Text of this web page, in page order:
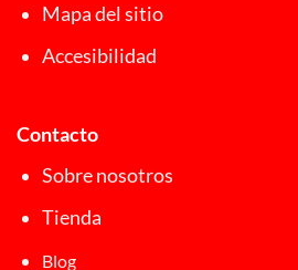
Mapa del sitio
Accesibilidad
Contacto
Sobre nosotros
Tienda
Blog